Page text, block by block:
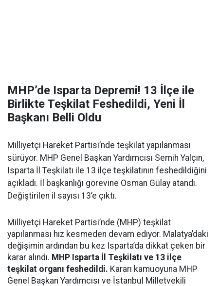
MHP’de Isparta Depremi! 13 İlçe ile
Birlikte Teşkilat Feshedildi, Yeni İl
Başkanı Belli Oldu
Milliyetçi Hareket Partisi’nde teşkilat yapılanması
sürüyor. MHP Genel Başkan Yardımcısı Semih Yalçın,
Isparta İl Teşkilatı ile 13 ilçe teşkilatının feshedildiğini
açıkladı. İl başkanlığı görevine Osman Gülay atandı.
Değiştirilen il sayısı 13’e çıktı.
Milliyetçi Hareket Partisi’nde (MHP) teşkilat
yapılanması hız kesmeden devam ediyor. Malatya’daki
değişimin ardından bu kez Isparta’da dikkat çeken bir
karar alındı. MHP Isparta İl Teşkilatı ve 13 ilçe
teşkilat organı feshedildi. Kararı kamuoyuna MHP
Genel Başkan Yardımcısı ve İstanbul Milletvekili